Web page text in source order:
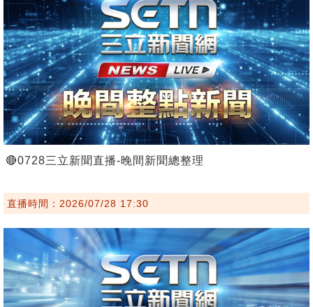
🔴0728三立新聞直播-晚間新聞總整理
直播時間：2026/07/28 17:30